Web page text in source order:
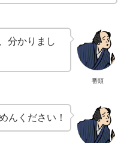
番頭
分かりまし
んください！